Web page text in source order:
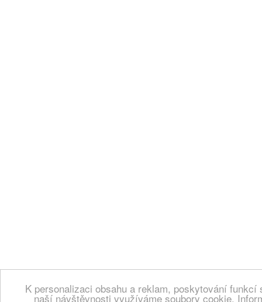
K personalizaci obsahu a reklam, poskytování
naší návštěvnosti využíváme soubory cookie.